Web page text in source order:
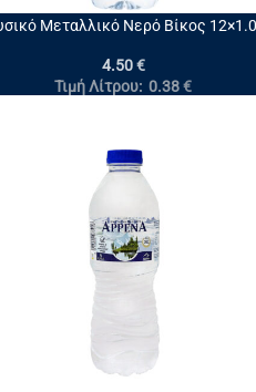
Μεταλλικό Νερό Βίκος
4.50€
Τιμή Λίτρου: 0.38€